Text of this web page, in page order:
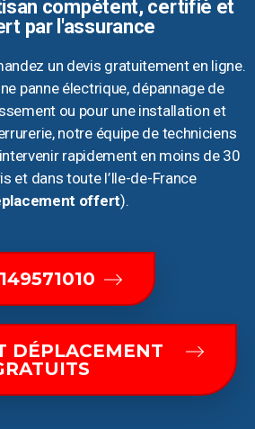
compétent, certifié et
par l'assurance
un devis gratuitement en ligne.
panne électrique, dépannage de
ou pour une installation et
notre équipe de techniciens
rapidement en moins de 30
et dans toute l’Ile-de-France
offert).
DÉPLACEMENT